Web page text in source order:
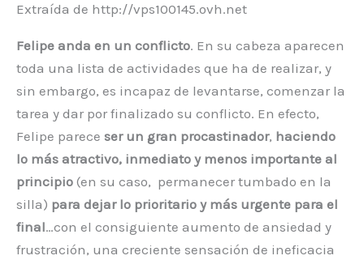
Extraída de http://vps100145.ovh.net
Felipe anda en un conflicto. En su cabeza aparecen
toda una lista de actividades que ha de realizar, y
sin embargo, es incapaz de levantarse, comenzar la
tarea y dar por finalizado su conflicto. En efecto,
Felipe parece ser un gran procastinador, haciendo
lo más atractivo, inmediato y menos importante al
principio (en su caso, permanecer tumbado en la
silla) para dejar lo prioritario y más urgente para el
final…con el consiguiente aumento de ansiedad y
frustración, una creciente sensación de ineficacia